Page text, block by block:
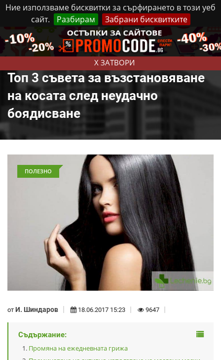
Ние използваме бисквитки за сърфирането в този уеб
сайт.
Разбирам Забрани бисквитките
X ЗАТВОРИ
Петък, 7 Август, 2026 Реклама Контакти
Топ 3 съвета за възстановяване
на косата след неудачно
боядисване
ПОЛЕЗНО
от И. Шиндаров 18.06.2017 15:23 9647
Съдържание:
Промяна на ежедневната грижа